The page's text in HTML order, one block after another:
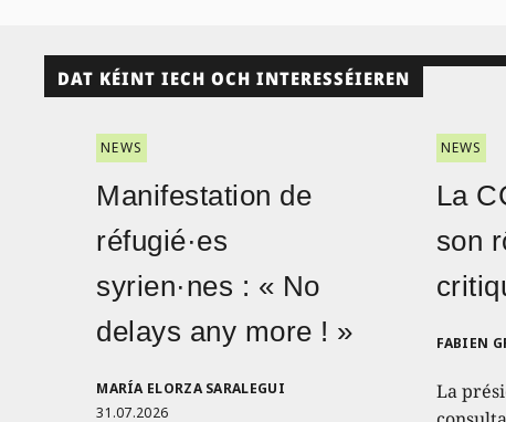
DAT KÉINT IECH OCH INTERESSÉIEREN
NEWS
Manifestation de
réfugié·es
syrien·nes : « No
delays any more ! »
MARÍA ELORZA SARALEGUI
31.07.2026
NEWS
La
son
FABIEN
La